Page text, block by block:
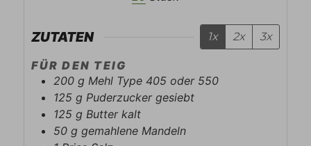
ZUTATEN 1x 2x 3x
FÜR DEN TEIG
200 g Mehl Type 405 oder 550
125 g Puderzucker gesiebt
125 g Butter kalt
50 g gemahlene Mandeln